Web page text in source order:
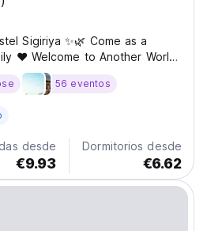
Sigiriya ✨🌿 Come as a
❤️ Welcome to Another World
where travel becomes an
by jungle nature and good
56 eventos
desde
€9.93
Dormitorios desde
€6.62